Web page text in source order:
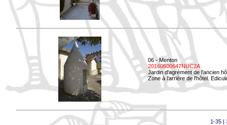
06 - Menton
20160600647NUC2A
Jardin d'agrément de l'ancien
Zone à l'arrière de l'hôtel.
1-35|